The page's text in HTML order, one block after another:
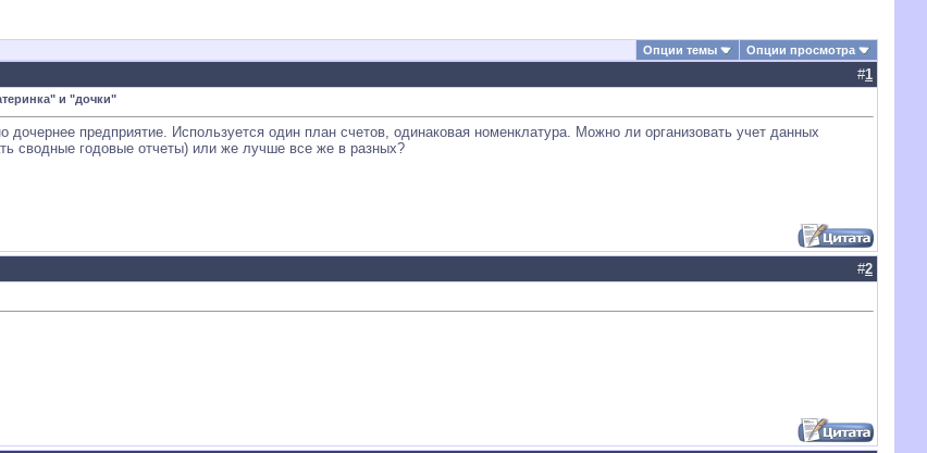
Опции темы Опции просмотра
#1
и "дочки"
дочернее предприятие. Используется один план счетов, одинаковая номенклатура. Можно ли организовать учет данных
сводные годовые отчеты) или же лучше все же в разных?
#2